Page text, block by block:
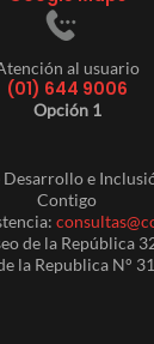
al usuario
(01) 644 9006
Opción 1
e
Contigo
de la República
la Republica N°